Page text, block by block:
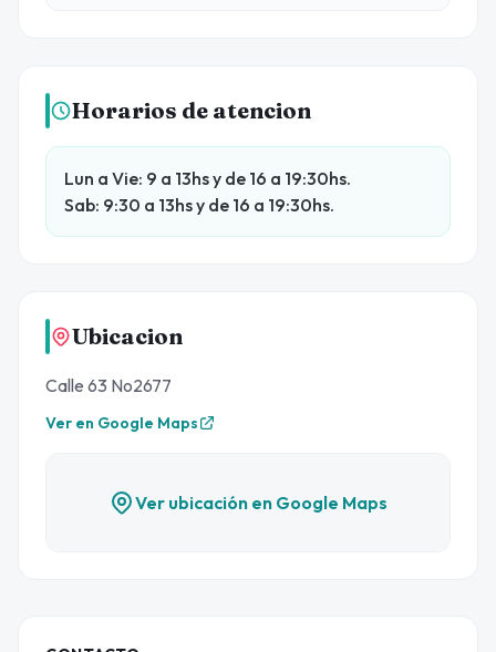
Horarios de atencion
Lun a Vie: 9 a 13hs y de 16 a 19:30hs.
Sab: 9:30 a 13hs y de 16 a 19:30hs.
Ubicacion
Calle 63 No2677
Ver en Google Maps
Ver ubicación en Google Maps